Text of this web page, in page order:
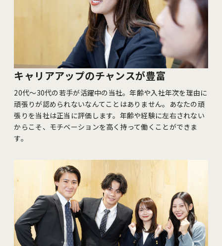
キャリアアップのチャンスが豊富
20代～30代の若手が活躍中の当社。年齢や入社年次を理由に
頑張りが認められないなんてことはありません。あなたの頑
張りを当社は正当に評価します。年齢や経験に左右されない
からこそ、モチベーションを高く持って働くことができま
す。